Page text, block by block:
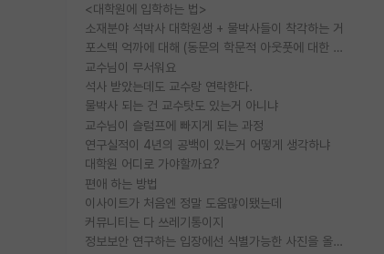
<대학원에 입학하는 법>
소재분야 석박사 대학원생 + 물박사들이 착각하는 거
포스텍 억까에 대해 (동문의 학문적 아웃풋에 대한 반박)
교수님이 무서워요
석사 받았는데도 교수랑 연락한다.
물박사 되는 건 교수탓도 있는거 아니냐
교수님이 슬럼프에 빠지게 되는 과정
연구실적이 4년의 공백이 있는거 어떻게 생각하냐
대학원 어디로 가야할까요?
편애 하는 방법
이사이트가 처음엔 정말 도움많이됐는데
커뮤니티는 다 쓰레기통이지
정보보안 연구하는 입장에선 식별가능한 사진을 올리는건 비추이긴함